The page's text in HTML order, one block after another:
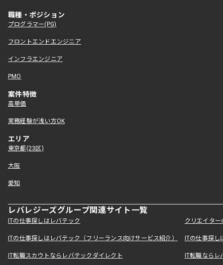
職種・ポジション
プログラマー(PG)
フロントエンドエンジニア
インフラエンジニア
PMO
案件特徴
高単価
実務経験が浅い方OK
エリア
東京都(23区)
大阪
愛知
レバレジーズグループ関連サイト一覧
ITの仕事探しはレバテック クリエイタ
ITの仕事探しはレバテック（フリーランス向けサービス紹介） ITの仕事探
IT転職スカウトならレバテックダイレクト IT転職なら